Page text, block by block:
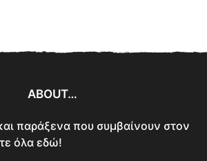
ABOUT…
παράξενα που συμβαίνουν στον
όλα εδώ!